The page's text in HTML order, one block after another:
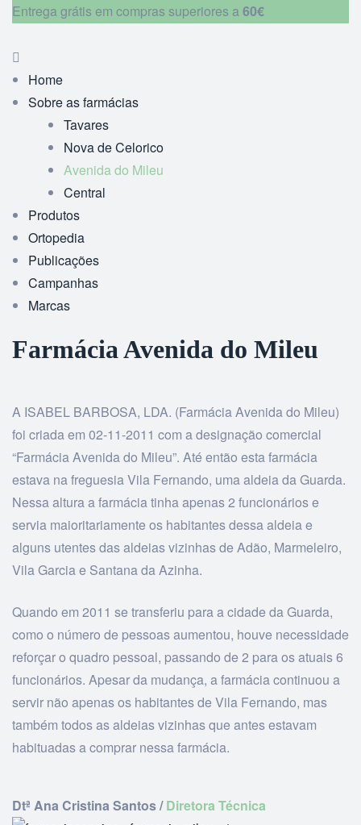
Entrega grátis em compras superiores a60€
Home
Sobre as farmácias
Tavares
Nova de Celorico
Avenida do Mileu
Central
Produtos
Ortopedia
Publicações
Campanhas
Marcas
Farmácia Avenida do Mileu
A ISABEL BARBOSA, LDA. (Farmácia Avenida do Mileu)
foi criada em 02-11-2011 com a designação comercial
“Farmácia Avenida do Mileu”. Até então esta farmácia
estava na freguesia Vila Fernando, uma aldeia da Guarda.
Nessa altura a farmácia tinha apenas 2 funcionários e
servia maioritariamente os habitantes dessa aldeia e
alguns utentes das aldeias vizinhas de Adão, Marmeleiro,
Vila Garcia e Santana da Azinha.
Quando em 2011 se transferiu para a cidade da Guarda,
como o número de pessoas aumentou, houve necessidade
reforçar o quadro pessoal, passando de 2 para os atuais 6
funcionários. Apesar da mudança, a farmácia continuou a
servir não apenas os habitantes de Vila Fernando, mas
também todos as aldeias vizinhas que antes estavam
habituadas a comprar nessa farmácia.
Dtª Ana Cristina Santos /Diretora Técnica